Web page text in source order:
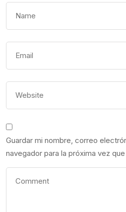
Guardar mi nombre, correo
navegador para la próxima vez